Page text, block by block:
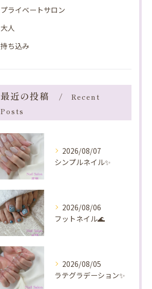
プライベートサロン
大人
持ち込み
最近の投稿
Recent
Posts
2026/08/07
シンプルネイル✨️
2026/08/06
フットネイル🌊
2026/08/05
ラテグラデーション✨️